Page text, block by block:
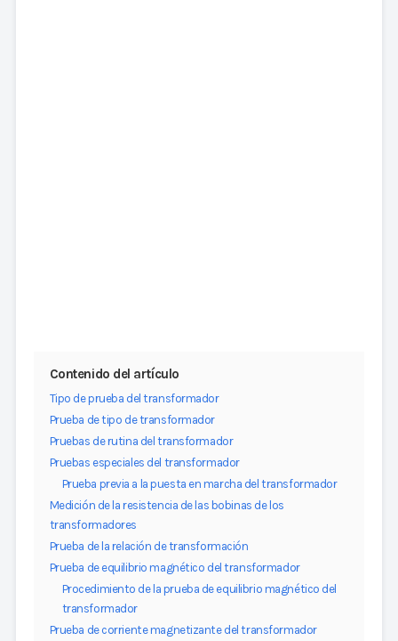
Contenido del artículo
Tipo de prueba del transformador
Prueba de tipo de transformador
Pruebas de rutina del transformador
Pruebas especiales del transformador
Prueba previa a la puesta en marcha del transformador
Medición de la resistencia de las bobinas de los
transformadores
Prueba de la relación de transformación
Prueba de equilibrio magnético del transformador
Procedimiento de la prueba de equilibrio magnético del
transformador
Prueba de corriente magnetizante del transformador